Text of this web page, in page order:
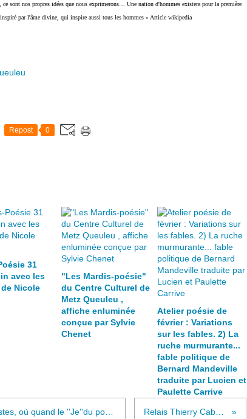
ce sont nos propres idées que nous exprimerons… Une nation d'hommes existera pour la première
par l'âme divine, qui inspire aussi tous les hommes » Article wikipedia
Repost 0
31
avec les
Nicole
"Les Mardis-poésie"
du Centre Culturel de
Metz Queuleu ,
affiche enluminée
conçue par Sylvie
Chenet
Atelier poésie de
février : Variations
sur les fables. 2) La
ruche murmurante...
fable politique de
Bernard Mandeville
traduite par Lucien et
Paulette Carrive